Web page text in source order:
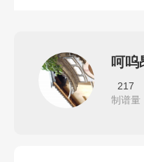
呵呜
217
制谱量